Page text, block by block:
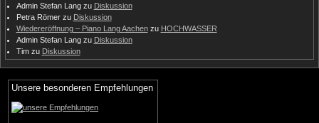
Admin Stefan Langzu Diskussion
Petra Römerzu Diskussion
Wiedereröffnung – Piano Lang Aachenzu HOCHWASSER
Admin Stefan Langzu Diskussion
Timzu Diskussion
Unsere besonderen Empfehlungen